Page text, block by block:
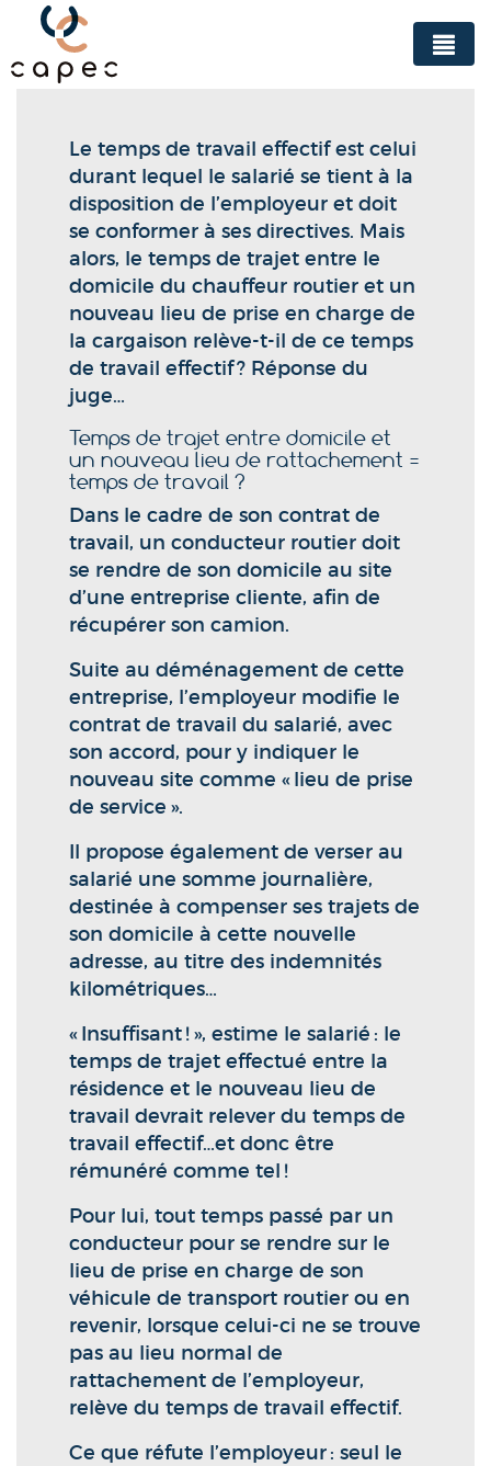
Panneau de gestion des cookies
Le temps de travail effectif est celui
durant lequel le salarié se tient à la
disposition de l’employeur et doit
se conformer à ses directives. Mais
alors, le temps de trajet entre le
domicile du chauffeur routier et un
nouveau lieu de prise en charge de
la cargaison relève-t-il de ce temps
de travail effectif ? Réponse du
juge…
Temps de trajet entre domicile et
un nouveau lieu de rattachement =
temps de travail ?
Dans le cadre de son contrat de
travail, un conducteur routier doit
se rendre de son domicile au site
d’une entreprise cliente, afin de
récupérer son camion.
Suite au déménagement de cette
entreprise, l’employeur modifie le
contrat de travail du salarié, avec
son accord, pour y indiquer le
nouveau site comme « lieu de prise
de service ».
Il propose également de verser au
salarié une somme journalière,
destinée à compenser ses trajets de
son domicile à cette nouvelle
adresse, au titre des indemnités
kilométriques…
« Insuffisant ! », estime le salarié : le
temps de trajet effectué entre la
résidence et le nouveau lieu de
travail devrait relever du temps de
travail effectif…et donc être
rémunéré comme tel !
Pour lui, tout temps passé par un
conducteur pour se rendre sur le
lieu de prise en charge de son
véhicule de transport routier ou en
revenir, lorsque celui-ci ne se trouve
pas au lieu normal de
rattachement de l’employeur,
relève du temps de travail effectif.
Ce que réfute l’employeur : seul le